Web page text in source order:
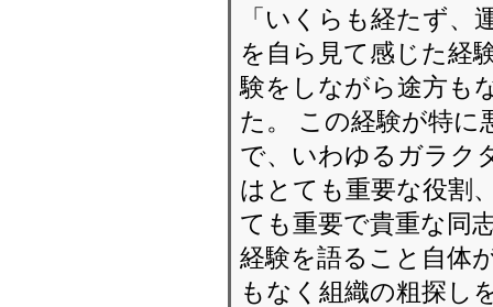
「いくらも経たず、
を自ら見て感じた経
験をしながら途方も
た。 この経験が特に
で、いわゆるガラク
はとても重要な役割
ても重要で貴重な同
経験を語ること自体
もなく組織の粗探し